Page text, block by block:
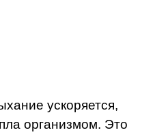
ускоряется,
организмом. Это